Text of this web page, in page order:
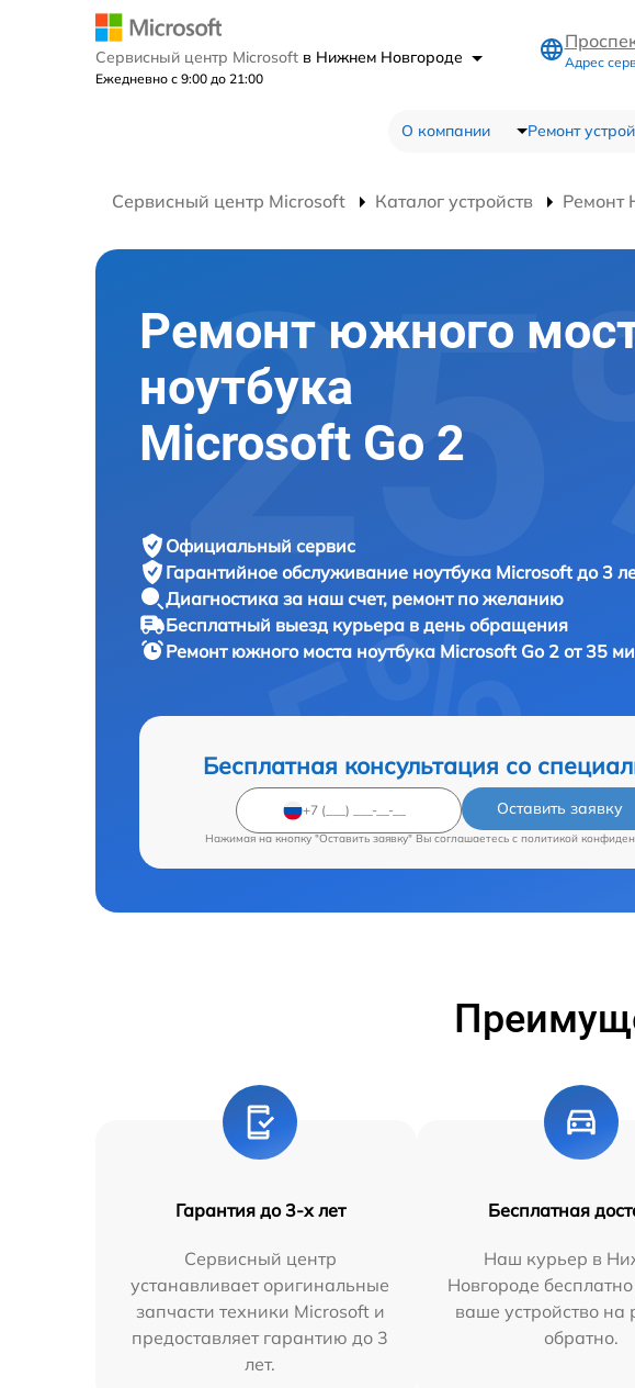
Сервисный центр Microsoft в Нижнем Новгороде
Ежедневно с 9:00 до 21:00
Адрес
О компании Ремонт
Сервисный центр Microsoft Каталог устройств Ремонт
Ремонт южного
ноутбука
Microsoft Go 2
Официальный сервис
Гарантийное обслуживание ноутбука Microsoft до 3
Диагностика за наш счет, ремонт по желанию
Бесплатный выезд курьера в день обращения
Ремонт южного моста ноутбука Microsoft Go 2 от 35
Бесплатная консультация со
Оставить заявку
Нажимая на кнопку "Оставить заявку" Вы соглашаетесь c политикой
Гарантия до 3-х лет
Сервисный центр
устанавливает оригинальные
запчасти техники Microsoft и
предоставляет гарантию до 3
лет.
Бесплатная
Наш курьер в
Новгороде
ваше устройство на
обратно.